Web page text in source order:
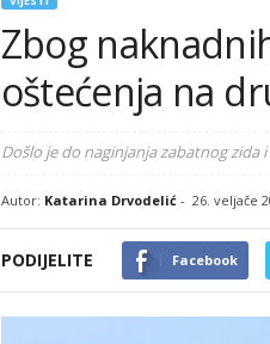
Zbog
oštećenja na
Došlo je do naginjanja zabatnog
Autor: Katarina Drvodelić- 26. veljače
PODIJELITE Facebook